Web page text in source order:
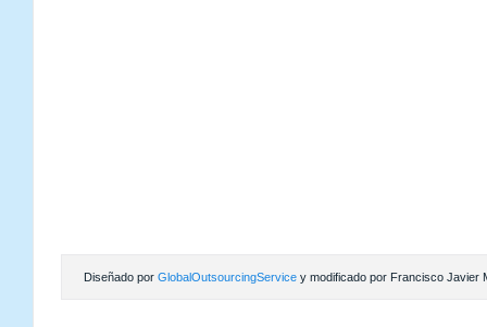
Diseñado por GlobalOutsourcingService y modificado por Francisco Javier